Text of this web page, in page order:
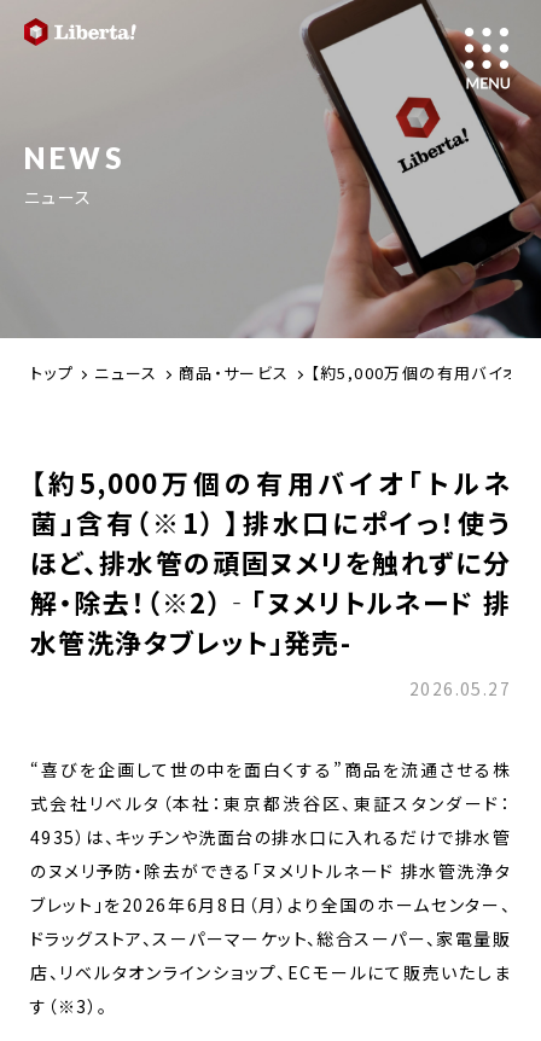
NEWS
ニュース
トップ ニュース 商品・サービス 【約5,000万個の有用バイオ「
【約5,000万個の有用バイオ「トルネ
菌」含有（※1） 】排水口にポイっ！使う
ほど、排水管の頑固ヌメリを触れずに分
解・除去！（※2）‐「ヌメリトルネード 排
水管洗浄タブレット」発売-
2026.05.27
“喜びを企画して世の中を面白くする”商品を流通させる株
式会社リベルタ（本社：東京都渋谷区、東証スタンダード：
4935）は、キッチンや洗面台の排水口に入れるだけで排水管
のヌメリ予防・除去ができる「ヌメリトルネード 排水管洗浄タ
ブレット」を2026年6月8日（月）より全国のホームセンター、
ドラッグストア、スーパーマーケット、総合スーパー、家電量販
店、リベルタオンラインショップ、ECモールにて販売いたしま
す（※3）。